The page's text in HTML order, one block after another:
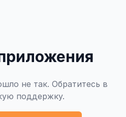
не так. Обратитесь в
поддержку.